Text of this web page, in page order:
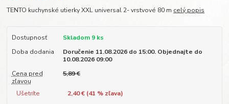
TENTO kuchynské utierky XXL universal 2- vrstvové 80 m celý popis
Dostupnosť
Skladom 9 ks
Doba dodania
Doručenie 11.08.2026 do 15:00. Objednajte do
10.08.2026 09:00
Cena pred
zľavou
5,89 €
Ušetríte 2,40 € (41 % zľava)